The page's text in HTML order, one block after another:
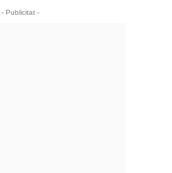
- Publicitat -